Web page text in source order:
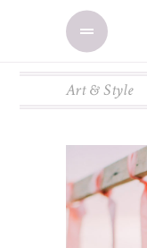
Art & Style